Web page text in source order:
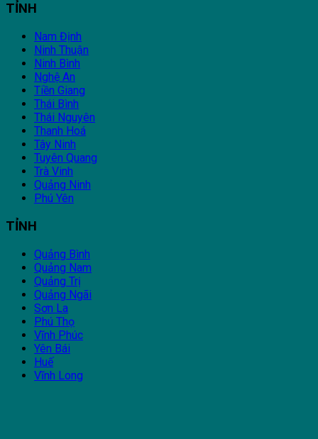
TỈNH
Nam Định
Ninh Thuận
Ninh Bình
Nghệ An
Tiền Giang
Thái Bình
Thái Nguyên
Thanh Hoá
Tây Ninh
Tuyên Quang
Trà Vinh
Quảng Ninh
Phú Yên
TỈNH
Quảng Bình
Quảng Nam
Quảng Trị
Quảng Ngãi
Sơn La
Phú Thọ
Vĩnh Phúc
Yên Bái
Huế
Vĩnh Long